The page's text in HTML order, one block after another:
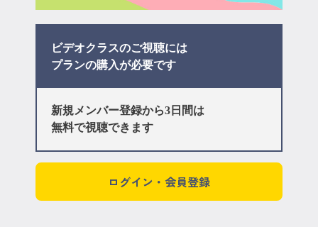
ビデオクラスのご視聴には
プランの購入が必要です
新規メンバー登録から3日間は
無料で視聴できます
ログイン・会員登録